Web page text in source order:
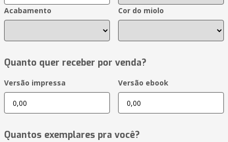
Acabamento Cor do miolo
Quanto quer receber por venda?
Versão impressa Versão ebook
Quantos exemplares pra você?